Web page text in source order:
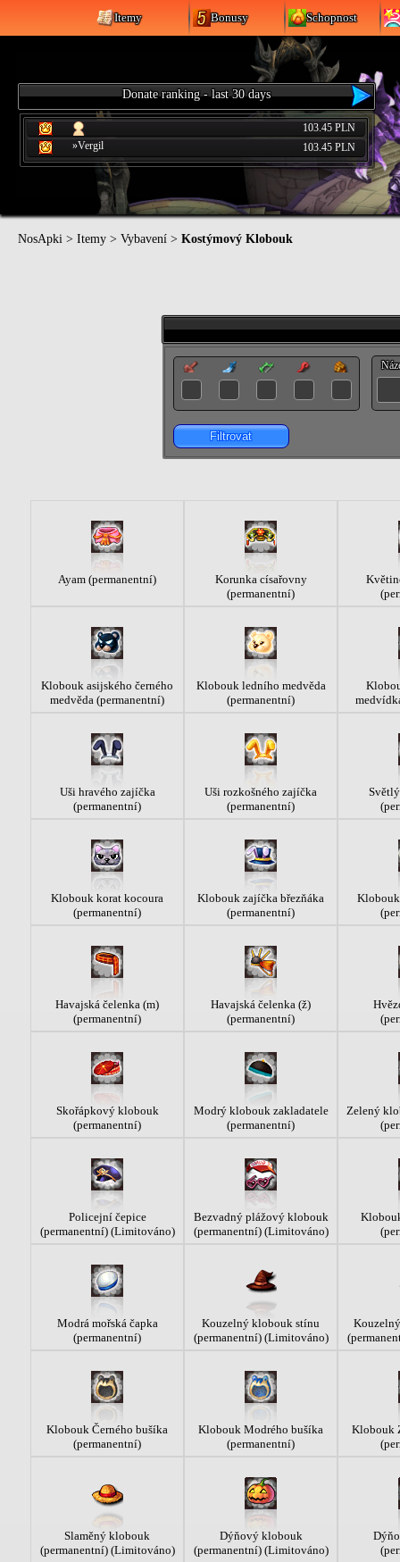
Itemy Bonusy Schopnost
Donate ranking - last 30 days
103.45 PLN
»Vergil
103.45 PLN
NosApki > Itemy > Vybavení > Kostýmový Klobouk
Filtrovat
Ayam (permanentní)
Korunka císařovny
(permanentní)
Klobouk asijského černého
medvěda (permanentní)
Klobouk ledního medvěda
(permanentní)
Uši hravého zajíčka
(permanentní)
Uši rozkošného zajíčka
(permanentní)
Klobouk korat kocoura
(permanentní)
Klobouk zajíčka březňáka
(permanentní)
Havajská čelenka (m)
(permanentní)
Havajská čelenka (ž)
(permanentní)
Skořápkový klobouk
(permanentní)
Modrý klobouk zakladatele
(permanentní)
Zelený
Policejní čepice
(permanentní) (Limitováno)
Bezvadný plážový klobouk
(permanentní) (Limitováno)
Modrá mořská čapka
(permanentní)
Kouzelný klobouk stínu
(permanentní) (Limitováno)
Klobouk Černého bušíka
(permanentní)
Klobouk Modrého bušíka
(permanentní)
Klobouk
Slaměný klobouk
(permanentní) (Limitováno)
Dýňový klobouk
(permanentní) (Limitováno)